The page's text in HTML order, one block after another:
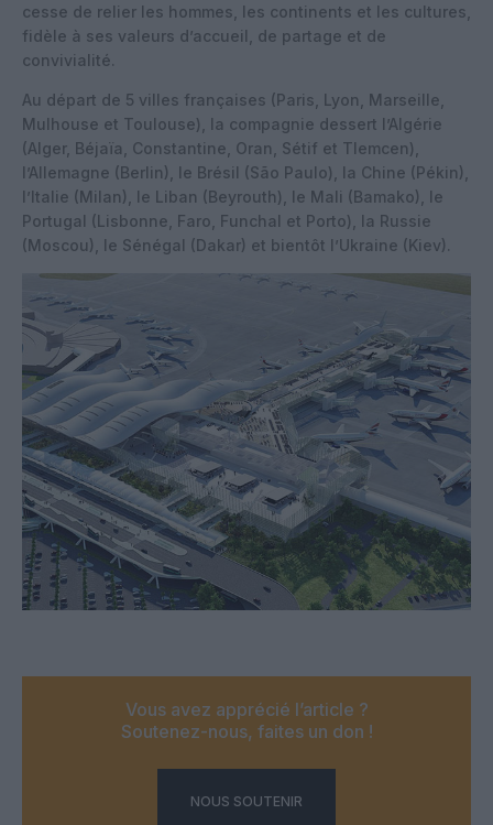
cesse de relier les hommes, les continents et les cultures,
fidèle à ses valeurs d’accueil, de partage et de
convivialité.
Au départ de 5 villes françaises (Paris, Lyon, Marseille,
Mulhouse et Toulouse), la compagnie dessert l’Algérie
(Alger, Béjaïa, Constantine, Oran, Sétif et Tlemcen),
l’Allemagne (Berlin), le Brésil (São Paulo), la Chine (Pékin),
l’Italie (Milan), le Liban (Beyrouth), le Mali (Bamako), le
Portugal (Lisbonne, Faro, Funchal et Porto), la Russie
(Moscou), le Sénégal (Dakar) et bientôt l’Ukraine (Kiev).
Vous avez apprécié l’article ?
Soutenez-nous, faites un don !
NOUS SOUTENIR